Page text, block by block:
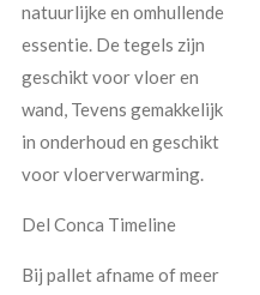
natuurlijke en omhullende
essentie. De tegels zijn
geschikt voor vloer en
wand, Tevens gemakkelijk
in onderhoud en geschikt
voor vloerverwarming.
Del Conca Timeline
Bij pallet afname of meer